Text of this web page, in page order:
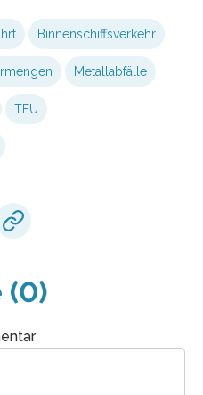
Binnenschiffsverkehr
Metallabfälle
TEU
(0)